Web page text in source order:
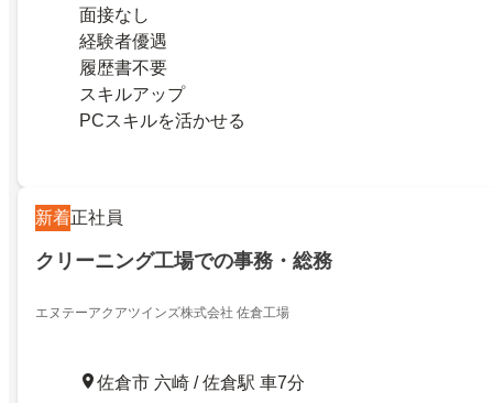
面接なし
経験者優遇
履歴書不要
スキルアップ
PCスキルを活かせる
新着正社員
クリーニング工場での事務・総務
エヌテーアクアツインズ株式会社 佐倉工場
佐倉市 六崎 / 佐倉駅 車7分